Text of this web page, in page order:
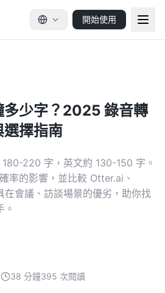
開始使用
多少字？2025 錄音轉
選擇指南
220 字，英文約 130-150 字。
率的影響，並比較 Otter.ai、
會議、訪談場景的優劣，助你找
。
38 分鐘395 次閱讀